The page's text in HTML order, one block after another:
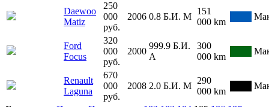
Daewoo
Matiz
250
000
руб.
2006 0.8 Б.И. М
151
000 km
Ford
Focus
320
000
руб.
2000
999.9 Б.И.
А
300
000 km
Renault
Laguna
670
000
руб.
2008 2.0 Б.И. М
290
000 km